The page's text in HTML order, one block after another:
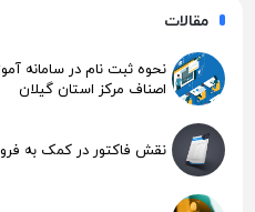
مقالات
نحوه ثبت نام در سامانه
اصناف مرکز استان گیلان
نقش فاکتور در کمک به